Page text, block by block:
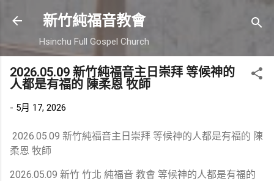
跳到主要內容
新竹純福音教會
Hsinchu Full Gospel Church
2026.05.09 新竹純福音主日崇拜 等候神的
人都是有福的 陳柔恩 牧師
- 5月 17, 2026
2026.05.09 新竹純福音主日崇拜 等候神的人都是有福的 陳
柔恩 牧師
2026.05.09 新竹 竹北 純福音 教會 等候神的人都是有福的